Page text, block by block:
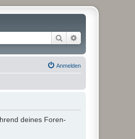
Suche
Anmelden
deines Foren-